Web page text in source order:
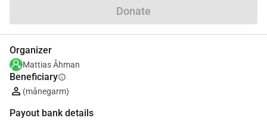
Donate
Organizer
Mattias Åhman
Beneficiaryinfo
(månegarm)
Payout bank details